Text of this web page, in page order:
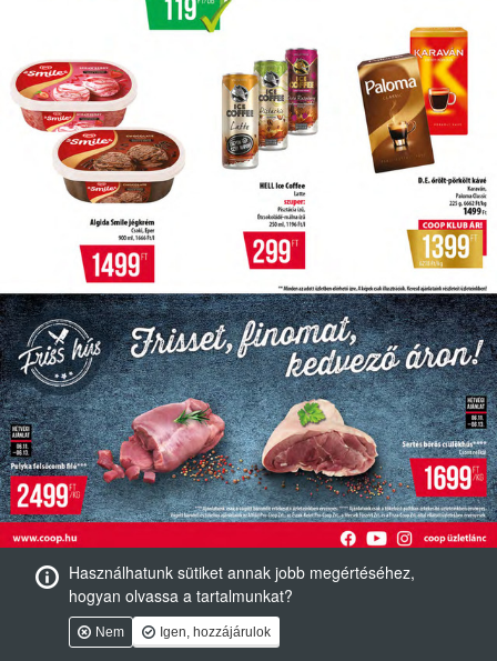
Használhatunk sütiket annak jobb megértéséhez,
hogyan olvassa a tartalmunkat?
Nem Igen, hozzájárulok